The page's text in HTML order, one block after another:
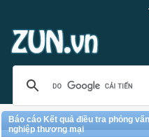
Báo cáo Kết quả điều tra phỏng
nghiệp thương mại